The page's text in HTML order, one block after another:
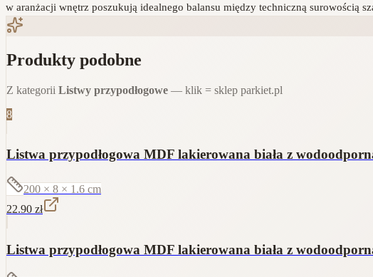
w aranżacji wnętrz poszukują idealnego balansu między techniczną surowością
Produkty podobne
Z kategorii Listwy przypodłogowe — klik = sklep parkiet.pl
8
Listwa przypodłogowa MDF lakierowana biała z
200 × 8 × 1.6 cm
22.90 zł
Listwa przypodłogowa MDF lakierowana biała z